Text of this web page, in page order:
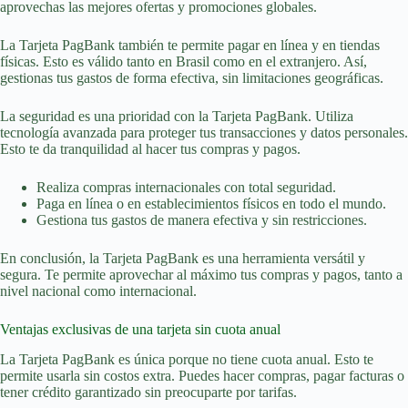
aprovechas las mejores ofertas y promociones globales.
La Tarjeta PagBank también te permite pagar en línea y en tiendas
físicas. Esto es válido tanto en Brasil como en el extranjero. Así,
gestionas tus gastos de forma efectiva, sin limitaciones geográficas.
La seguridad es una prioridad con la Tarjeta PagBank. Utiliza
tecnología avanzada para proteger tus transacciones y datos personales.
Esto te da tranquilidad al hacer tus compras y pagos.
Realiza compras internacionales con total seguridad.
Paga en línea o en establecimientos físicos en todo el mundo.
Gestiona tus gastos de manera efectiva y sin restricciones.
En conclusión, la Tarjeta PagBank es una herramienta versátil y
segura. Te permite aprovechar al máximo tus compras y pagos, tanto a
nivel nacional como internacional.
Ventajas exclusivas de una tarjeta sin cuota anual
La Tarjeta PagBank es única porque no tiene cuota anual. Esto te
permite usarla sin costos extra. Puedes hacer compras, pagar facturas o
tener crédito garantizado sin preocuparte por tarifas.